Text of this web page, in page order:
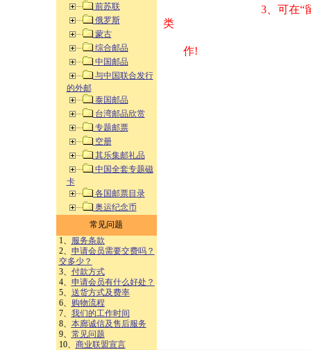
前苏联
俄罗斯
蒙古
综合邮品
中国邮品
与中国联合发行
的外邮
泰国邮品
台湾邮品欣赏
专题邮票
空册
其乐集邮礼品
中国全套专题磁
卡
各国邮票目录
奥运纪念币
常见问题
1、
服务条款
2、 申请会员需要交费吗？
交多少？
3、 付款方式
4、 申请会员有什么好处？
5、 送货方式及费率
6、
购物流程
7、 我们的工作时间
8、 本廊诚信及售后服务
9、 常见问题
10、 商业联盟宣言
3、可在“
类 方式告之
作!